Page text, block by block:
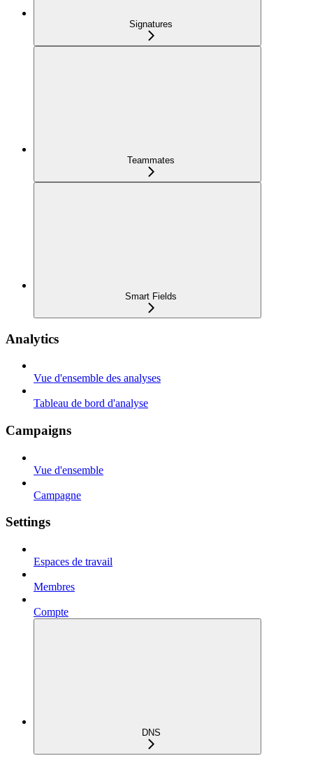
Signatures
Teammates
Smart Fields
Analytics
Vue d'ensemble des analyses
Tableau de bord d'analyse
Campaigns
Vue d'ensemble
Campagne
Settings
Espaces de travail
Membres
Compte
DNS